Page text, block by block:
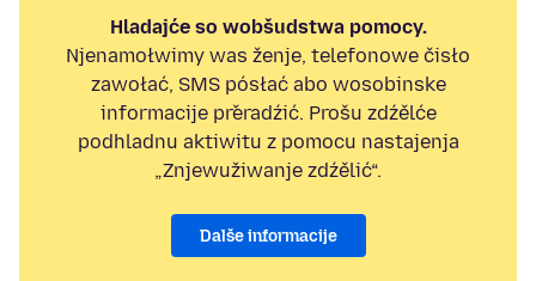
Hladajće so wobšudstwa pomocy.
Njenamołwimy was ženje, telefonowe čisło
zawołać, SMS pósłać abo wosobinske
informacije přeradźić. Prošu zdźělće
podhladnu aktiwitu z pomocu nastajenja
„Znjewužiwanje zdźělić“.
Dalše informacije